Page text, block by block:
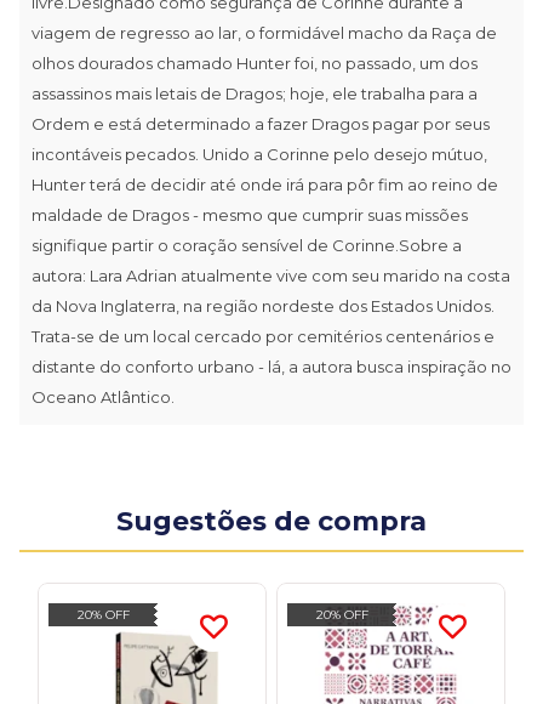
viagem de regresso ao lar, o formidável macho da Raça de
olhos dourados chamado Hunter foi, no passado, um dos
assassinos mais letais de Dragos; hoje, ele trabalha para a
Ordem e está determinado a fazer Dragos pagar por seus
incontáveis pecados. Unido a Corinne pelo desejo mútuo,
Hunter terá de decidir até onde irá para pôr fim ao reino de
maldade de Dragos - mesmo que cumprir suas missões
signifique partir o coração sensível de Corinne.Sobre a
autora: Lara Adrian atualmente vive com seu marido na costa
da Nova Inglaterra, na região nordeste dos Estados Unidos.
Trata-se de um local cercado por cemitérios centenários e
distante do conforto urbano - lá, a autora busca inspiração no
Oceano Atlântico.
Sugestões de compra
20% OFF 20% OFF